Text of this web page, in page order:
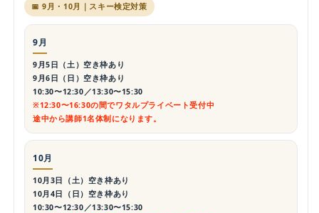
📅 9月・10月｜スキー検定対策
9月
9月5日（土） 空き枠あり
9月6日（日） 空き枠あり
10:30〜12:30／13:30〜15:30
※12:30〜16:30の間でワタルプライベート受付中
途中から講師1名体制になります。
10月
10月3日（土） 空き枠あり
10月4日（日） 空き枠あり
10:30〜12:30／13:30〜15:30